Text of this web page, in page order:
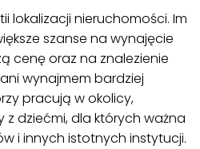
lokalizacji nieruchomości. Im
szanse na wynajęcie
cenę oraz na znalezienie
wynajmem bardziej
pracują w okolicy,
z dziećmi, dla których ważna
i innych istotnych instytucji.